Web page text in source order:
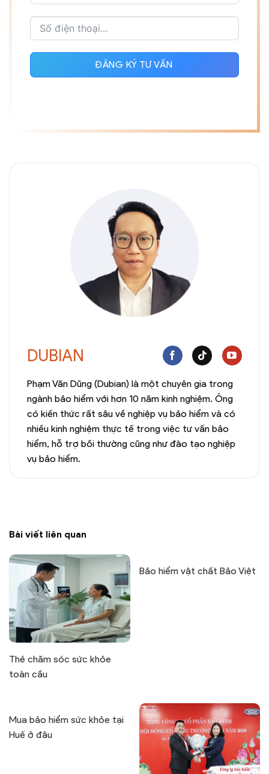
ĐĂNG KÝ TƯ VẤN
DUBIAN
Phạm Văn Dũng (Dubian) là một chuyên gia trong
ngành bảo hiểm với hơn 10 năm kinh nghiệm. Ông
có kiến thức rất sâu về nghiệp vụ bảo hiểm và có
nhiều kinh nghiệm thực tế trong việc tư vấn bảo
hiểm, hỗ trợ bồi thường cũng như đào tạo nghiệp
vụ bảo hiểm.
Bài viết liên quan
Thẻ chăm sóc sức khỏe
toàn cầu
Bảo hiểm vật chất Bảo Việt
Mua bảo hiểm sức khỏe tại
Huế ở đâu